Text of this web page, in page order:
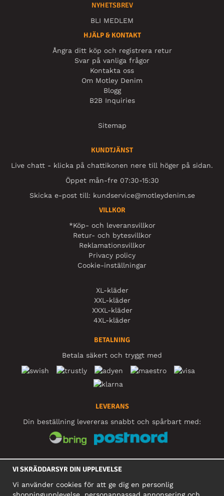
NYHETSBREV
BLI MEDLEM
HJÄLP & KONTAKT
Ångra ditt köp och registrera retur
Svar på vanliga frågor
Kontakta oss
Om Motley Denim
Blogg
B2B Inquiries
Sitemap
KUNDTJÄNST
Live chatt - klicka på chattikonen nere till höger på sidan.
Öppet mån-fre 07:30-15:30
Skicka e-post till: kundservice@motleydenim.se
VILLKOR
*Köp- och leveransvillkor
Retur- och bytesvillkor
Reklamationsvillkor
Privacy policy
Cookie-inställningar
XL-kläder
XXL-kläder
XXXL-kläder
4XL-kläder
BETALNING
Betala säkert och tryggt med
LEVERANS
Din beställning levereras snabbt och spårbart med:
VI SKRÄDDARSYR DIN UPPLEVELSE
Vi använder cookies för att ge dig en personlig